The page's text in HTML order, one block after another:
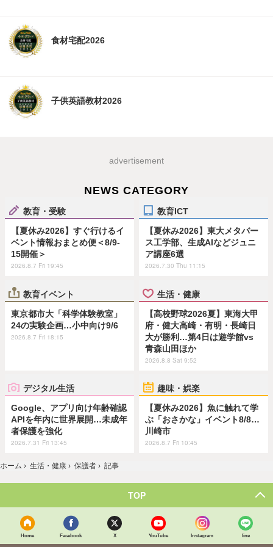
食材宅配2026
子供英語教材2026
advertisement
NEWS CATEGORY
教育・受験
【夏休み2026】すぐ行けるイ
ベント情報おまとめ便＜8/9-
15開催＞
2026.8.7 Fri 19:45
教育ICT
【夏休み2026】東大メタバー
ス工学部、生成AIなどジュニ
ア講座6選
2026.7.30 Thu 11:15
教育イベント
東京都市大「科学体験教室」
24の実験企画…小中向け9/6
2026.8.7 Fri 18:15
生活・健康
【高校野球2026夏】東海大甲
府・健大高崎・有明・長崎日
大が勝利…第4日は遊学館vs
青森山田ほか
2026.8.8 Sat 9:52
デジタル生活
Google、アプリ向け年齢確認
APIを年内に世界展開…未成年
者保護を強化
2026.7.31 Fri 13:45
趣味・娯楽
【夏休み2026】魚に触れて学
ぶ「おさかな」イベント8/8…
川崎市
2026.8.7 Fri 10:45
ホーム › 生活・健康 › 保護者 › 記事
TOP
Home Facebook X YouTube Instagram line